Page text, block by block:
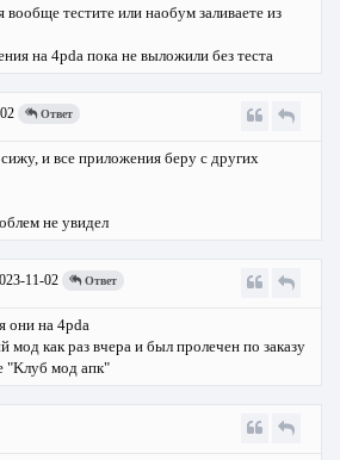
тестите или наобум заливаете из
на 4pda пока не выложили без теста
Ответ
сижу, и все приложения беру с других
не увидел
11-02 Ответ
они на 4pda
мод как раз вчера и был пролечен по заказу
"Kлуб мод апк"